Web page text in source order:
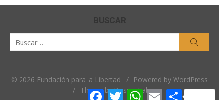
BUSCAR
© 2026 Fundación para la Libertad /
Powered by WordPress
/ Theme by Design Lab
Facebook
TwitterWhatsApp
EmailCompartir